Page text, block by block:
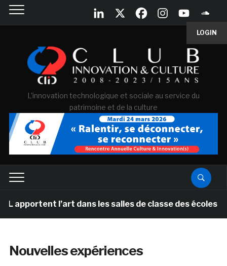
LOGIN
L'innovation technologique et sociale au service du
patrimoine et de la culture
l’art dans les salles de classe des écoles primaires
Nouvelles expériences